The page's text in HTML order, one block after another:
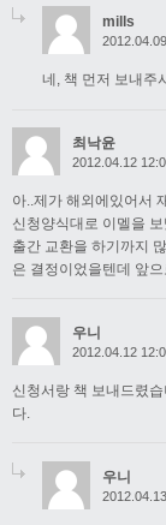
mills
네, 책 먼저 보내주
최낙윤
2012.04.12
아..제가 해외에있어서
신청양식대로 이멜을
출간 교환을 하기까지
은 결정이었을텐데 앞
우니
2012.04.12
신청서랑 책 보내드렸
다.
우니